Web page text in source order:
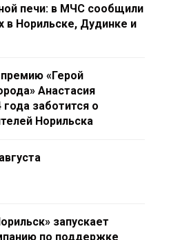
печи: в МЧС сообщили
в Норильске, Дудинке и
«Герой
Анастасия
года заботится о
Норильска
запускает
по поддержке